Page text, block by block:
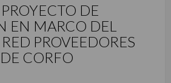
DE
EN MARCO DEL
PROVEEDORES
CORFO